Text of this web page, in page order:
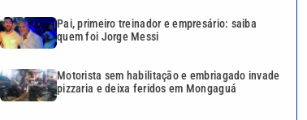
Pai, primeiro treinador e empresário: saiba
quem foi Jorge Messi
Motorista sem habilitação e embriagado invade
pizzaria e deixa feridos em Mongaguá